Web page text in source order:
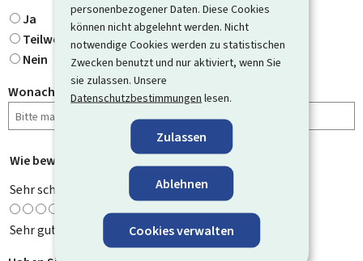
personenbezogener Daten. Diese Cookies
können nicht abgelehnt werden. Nicht
notwendige Cookies werden zu statistischen
Zwecken benutzt und nur aktiviert, wenn Sie
sie zulassen. Unsere
Datenschutzbestimmungen lesen.
Zulassen
Ablehnen
Cookies verwalten
Ja
Teilweise
Nein
Wonach haben Sie gesucht?
Wie bewerten Sie diese Seite? *
Sehr schlecht
Sehr gut